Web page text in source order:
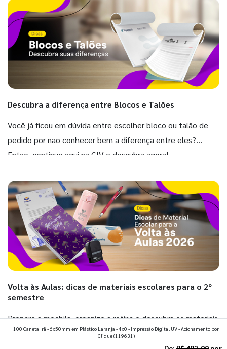
Descubra a diferença entre Blocos e Talões
Você já ficou em dúvida entre escolher bloco ou talão de
pedido por não conhecer bem a diferença entre eles?
Então, continue aqui na GIV e descubra agora!
Volta às Aulas: dicas de materiais escolares para o 2º
semestre
Prepare a mochila, organize a rotina e descubra os materiais
que fazem toda diferença para começar o segundo
100 Caneta Irã - 6x50mm em Plástico Laranja - 4x0 - Impressão Digital UV - Acionamento por
Clique(119631)